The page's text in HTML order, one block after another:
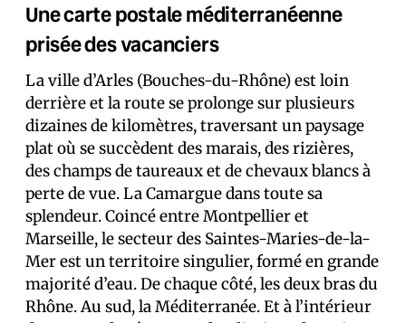
Une carte postale méditerranéenne
prisée des vacanciers
La ville d’Arles (Bouches-du-Rhône) est loin
derrière et la route se prolonge sur plusieurs
dizaines de kilomètres, traversant un paysage
plat où se succèdent des marais, des rizières,
des champs de taureaux et de chevaux blancs à
perte de vue. La Camargue dans toute sa
splendeur. Coincé entre Montpellier et
Marseille, le secteur des Saintes-Maries-de-la-
Mer est un territoire singulier, formé en grande
majorité d’eau. De chaque côté, les deux bras du
Rhône. Au sud, la Méditerranée. Et à l’intérieur